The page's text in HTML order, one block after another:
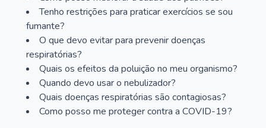
Tenho restrições para praticar exercícios se sou
fumante?
O que devo evitar para prevenir doenças
respiratórias?
Quais os efeitos da poluição no meu organismo?
Quando devo usar o nebulizador?
Quais doenças respiratórias são contagiosas?
Como posso me proteger contra a COVID-19?